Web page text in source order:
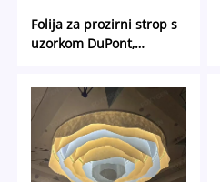
Folija za prozirni strop s
uzorkom DuPont,